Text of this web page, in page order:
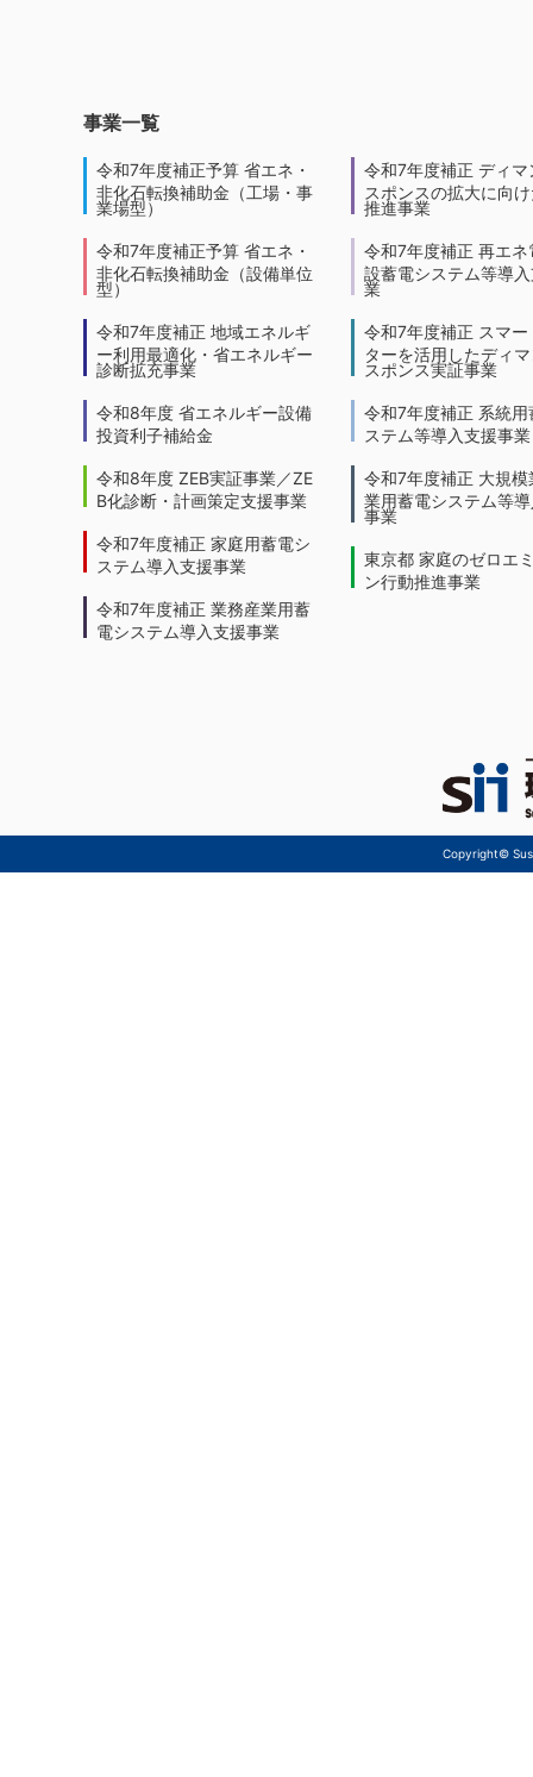
事業一覧
令和7年度補正予算 省エネ・
非化石転換補助金（工場・事
業場型）
令和7年度補正予算 省エネ・
非化石転換補助金（設備単位
型）
令和7年度補正 地域エネルギ
ー利用最適化・省エネルギー
診断拡充事業
令和8年度 省エネルギー設備
投資利子補給金
令和8年度 ZEB実証事業／ZE
B化診断・計画策定支援事業
令和7年度補正 家庭用蓄電シ
ステム導入支援事業
令和7年度補正 業務産業用蓄
電システム導入支援事業
令和7年度補正 ディマ
スポンスの拡大に向
推進事業
令和7年度補正 再エネ
設蓄電システム等導
業
令和7年度補正 スマー
ターを活用したディ
スポンス実証事業
令和7年度補正 系統用
ステム等導入支援事業
令和7年度補正 大規模
業用蓄電システム等
事業
東京都 家庭のゼロエ
ン行動推進事業
Copyright©